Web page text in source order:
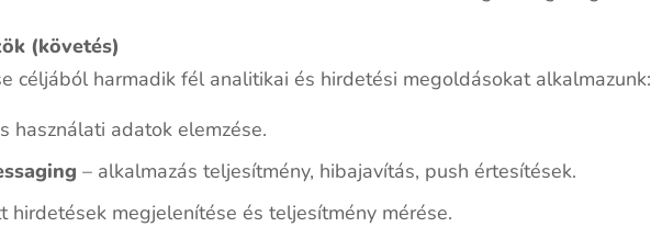
(követés)
céljából harmadik fél analitikai és hirdetési megoldásokat alkalmazunk:
használati adatok elemzése.
– alkalmazás teljesítmény, hibajavítás, push értesítések.
hirdetések megjelenítése és teljesítmény mérése.